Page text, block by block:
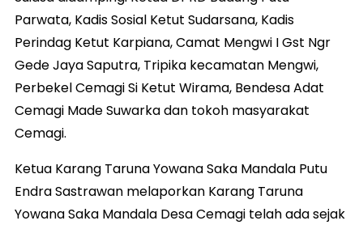
Parwata, Kadis Sosial Ketut Sudarsana, Kadis
Perindag Ketut Karpiana, Camat Mengwi I Gst Ngr
Gede Jaya Saputra, Tripika kecamatan Mengwi,
Perbekel Cemagi Si Ketut Wirama, Bendesa Adat
Cemagi Made Suwarka dan tokoh masyarakat
Cemagi.
Ketua Karang Taruna Yowana Saka Mandala Putu
Endra Sastrawan melaporkan Karang Taruna
Yowana Saka Mandala Desa Cemagi telah ada sejak